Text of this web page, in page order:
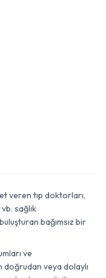
veren tıp doktorları,
sağlık
bağımsız bir
ve
veya dolaylı